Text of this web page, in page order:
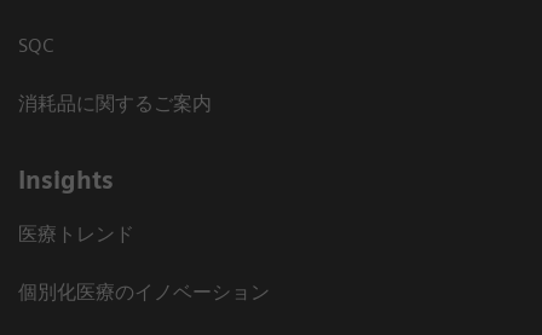
SQC
消耗品に関するご案内
Insights
医療トレンド
個別化医療のイノベーション